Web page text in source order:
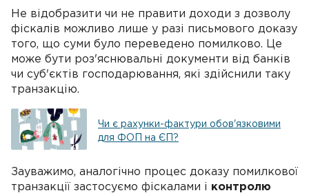
Не відобразити чи не правити доходи з дозволу
фіскалів можливо лише у разі письмового доказу
того, що суми було переведено помилково. Це
може бути роз'яснювальні документи від банків
чи суб'єктів господарювання, які здійснили таку
транзакцію.
Чи є рахунки-фактури обов'язковими
для ФОП на ЄП?
Зауважимо, аналогічно процес доказу помилкової
транзакції застосуємо фіскалами і контролю